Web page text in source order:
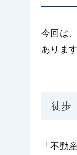
今回は
ありま
徒歩
「不動